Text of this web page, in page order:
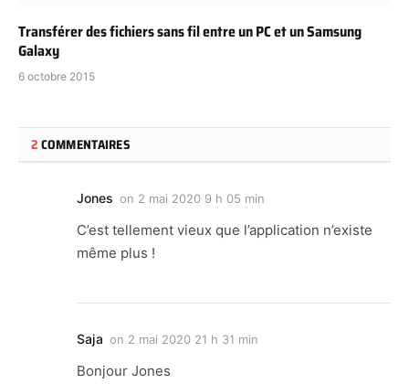
Transférer des fichiers sans fil entre un PC et un Samsung
Galaxy
6 octobre 2015
2COMMENTAIRES
Jones on 2 mai 2020 9 h 05 min
C’est tellement vieux que l’application n’existe
même plus !
Saja on 2 mai 2020 21 h 31 min
Bonjour Jones